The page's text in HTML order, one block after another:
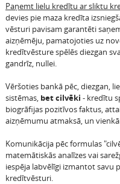
Paņemt lielu kredītu ar sliktu
devies pie maza kredīta
vēsturi pavisam garantēti
aizņēmēju, pamatojoties uz
kredītvēsture spēlēs diezgan
gandrīz, nullei.
Vēršoties bankā pēc, diezgan,
sistēmas, bet cilvēki - kredītu
biogrāfijas pozitīvos faktus,
aizņēmumu atmaksā, un
Komunikācija pēc formulas
matemātiskās analīzes vai
iespēja labvēlīgi izmantot
kredītvēsturi.